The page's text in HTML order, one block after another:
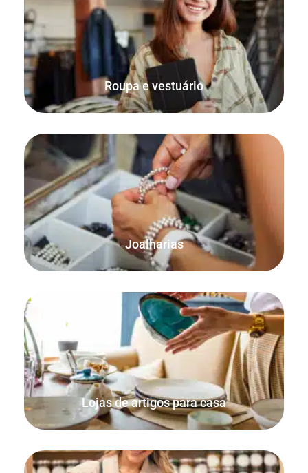
Roupa e vestuário
O FooSales tem suporte integrado para variações do
WooCommerce, o que é perfeito para vender roupas e
vestuário.
Joalharias
Venda as suas jóias online, bem como a partir da sua loja
física, casa ou mercado.
Lojas de artigos para casa
Assegurar que as encomendas em linha e presenciais são
contabilizadas e que o seu stock se mantém atualizado.